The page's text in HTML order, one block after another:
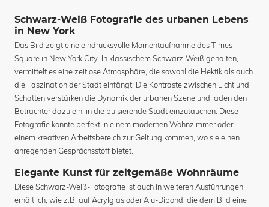
Schwarz-Weiß Fotografie des urbanen Lebens
in New York
Das Bild zeigt eine eindrucksvolle Momentaufnahme des Times
Square in New York City. In klassischem Schwarz-Weiß gehalten,
vermittelt es eine zeitlose Atmosphäre, die sowohl die Hektik als auch
die Faszination der Stadt einfängt. Die Kontraste zwischen Licht und
Schatten verstärken die Dynamik der urbanen Szene und laden den
Betrachter dazu ein, in die pulsierende Stadt einzutauchen. Diese
Fotografie könnte perfekt in einem modernen Wohnzimmer oder
einem kreativen Arbeitsbereich zur Geltung kommen, wo sie einen
anregenden Gesprächsstoff bietet.
Elegante Kunst für zeitgemäße Wohnräume
Diese Schwarz-Weiß-Fotografie ist auch in weiteren Ausführungen
erhältlich, wie z.B. auf Acrylglas oder Alu-Dibond, die dem Bild eine